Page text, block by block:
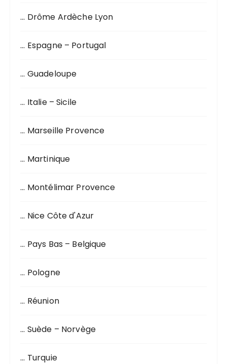
… Drôme Ardèche Lyon
… Espagne – Portugal
… Guadeloupe
… Italie – Sicile
… Marseille Provence
… Martinique
… Montélimar Provence
… Nice Côte d'Azur
… Pays Bas – Belgique
… Pologne
… Réunion
… Suède – Norvège
… Turquie